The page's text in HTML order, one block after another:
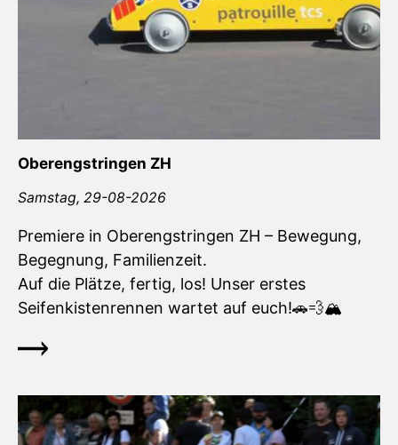
Oberengstringen ZH
Samstag, 29-08-2026
Premiere in Oberengstringen ZH – Bewegung,
Begegnung, Familienzeit.
Auf die Plätze, fertig, los! Unser erstes
Seifenkistenrennen wartet auf euch!🚗💨🏔️